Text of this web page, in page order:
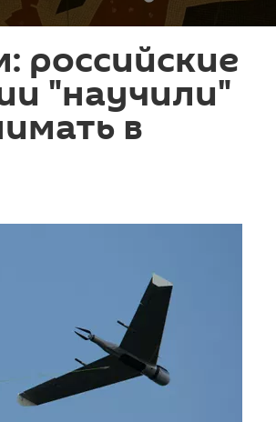
российские
"научили"
в